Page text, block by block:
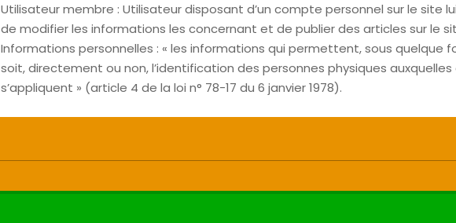
Utilisateur membre : Utilisateur disposant d’un compte personnel sur le site
de modifier les informations les concernant et de publier des articles sur le
Informations personnelles : « les informations qui permettent, sous quelque
soit, directement ou non, l’identification des personnes physiques auxquelles
s’appliquent » (article 4 de la loi n° 78-17 du 6 janvier 1978).